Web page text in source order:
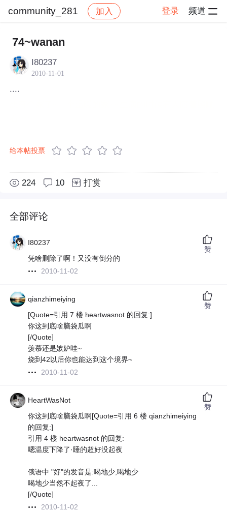
community_281 加入 登录 频道
社区
74~wanan
I80237
2010-11-01
····
给本帖投票
224 10 打赏
全部评论
I80237
凭啥删除了啊！又没有倒分的
2010-11-02
赞
qianzhimeiying
[Quote=引用 7 楼 heartwasnot 的回复:]
你这到底啥脑袋瓜啊
[/Quote]
羡慕还是嫉妒哇~
烧到42以后你也能达到这个境界~
2010-11-02
赞
HeartWasNot
你这到底啥脑袋瓜啊[Quote=引用 6 楼 qianzhimeiying
的回复:]
引用 4 楼 heartwasnot 的回复:
嗯温度下降了·睡的超好没起夜
俄语中 "好"的发音是:喝地少,喝地少
喝地少当然不起夜了...
[/Quote]
2010-11-02
赞